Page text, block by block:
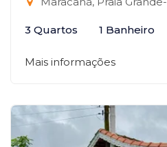
3 Quartos 1 Banheiro
Mais informações